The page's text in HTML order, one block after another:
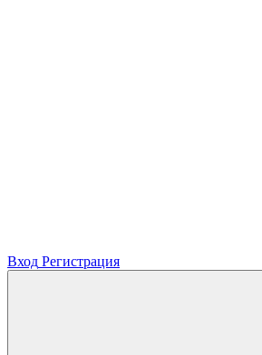
Вход Регистрация